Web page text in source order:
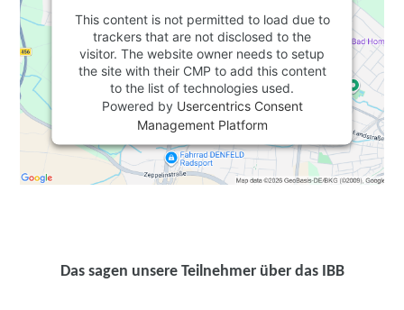
This content is not permitted to load due to
trackers that are not disclosed to the
visitor. The website owner needs to setup
the site with their CMP to add this content
to the list of technologies used.
Powered by Usercentrics Consent
Management Platform
Das sagen unsere Teilnehmer über das IBB